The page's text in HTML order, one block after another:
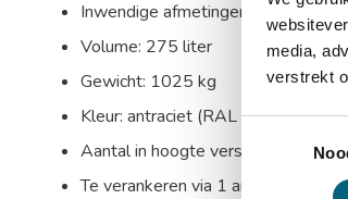
media,
verstrekt
Inwendige afmetingen: 1180 x
Volume: 275 liter
Gewicht: 1025 kg
Kleur: antraciet (RAL 7024)
Aantal in hoogte verstelbare
Te verankeren via 1 ankergat in